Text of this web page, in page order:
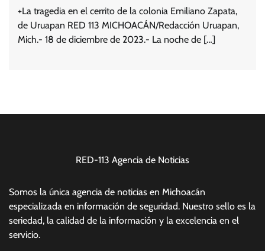
+La tragedia en el cerrito de la colonia Emiliano Zapata,
de Uruapan RED 113 MICHOACÁN/Redacción Uruapan,
Mich.- 18 de diciembre de 2023.- La noche de […]
RED-113 Agencia de Noticias
Somos la única agencia de noticias en Michoacán
especializada en información de seguridad. Nuestro sello es la
seriedad, la calidad de la información y la excelencia en el
servicio.